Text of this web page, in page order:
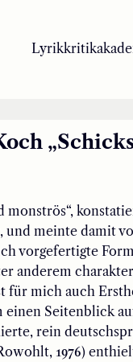
und meinte damit
vorgefertigte
anderem
für mich auch
Seitenblick
rein
1976)